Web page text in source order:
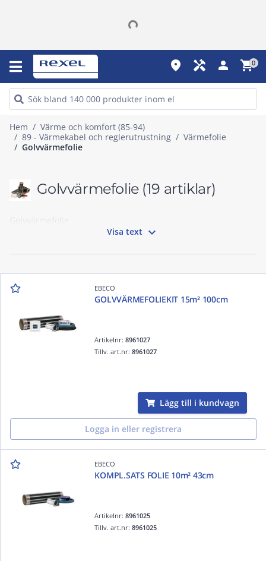
place handyman person shopping_cart0
Hem
Värme och komfort (85-94)
89 - Värmekabel och reglerutrustning
Värmefolie
Golvvärmefolie
Golvvärmefolie (19 artiklar)
Golvvärmefolie
Visa text 
EBECO
GOLVVÄRMEFOLIEKIT 15m² 100cm
Artikelnr:8961027
Tillv. art.nr:8961027
Lägg till i kundvagn
Logga in eller registrera
EBECO
KOMPL.SATS FOLIE 10m² 43cm
Artikelnr:8961025
Tillv. art.nr:8961025